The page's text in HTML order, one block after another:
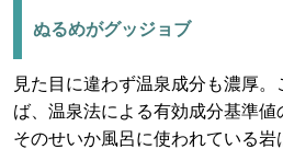
ぬるめがグッジョブ
見た目に違わず温泉成分も濃厚
ば、温泉法による有効成分基準値
そのせいか風呂に使われている